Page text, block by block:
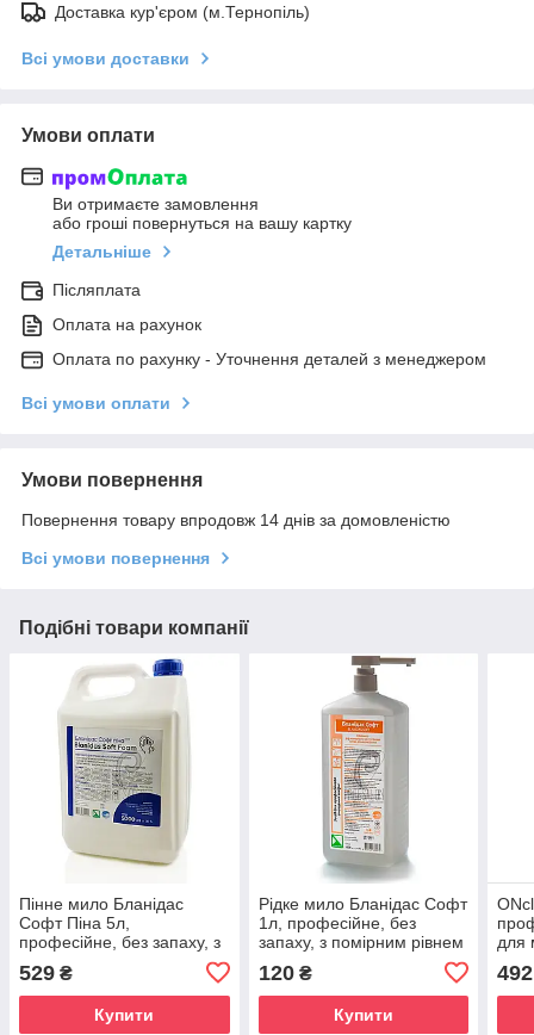
Доставка кур'єром (м.Тернопіль)
Всі умови доставки
Умови оплати
Ви отримаєте замовлення
або гроші повернуться на вашу картку
Детальніше
Післяплата
Оплата на рахунок
Оплата по рахунку - Уточнення деталей з менеджером
Всі умови оплати
Умови повернення
Повернення товару впродовж 14 днів за домовленістю
Всі умови повернення
Подібні товари компанії
Пінне мило Бланідас
Софт Піна 5л,
професійне, без запаху, з
529 ₴
Купити
Рідке мило Бланідас Софт
1л, професійне, без
запаху, з помірним рівнем
120₴
Купити
для
492